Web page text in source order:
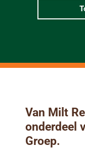
Van Milt
onderdeel
Groep.